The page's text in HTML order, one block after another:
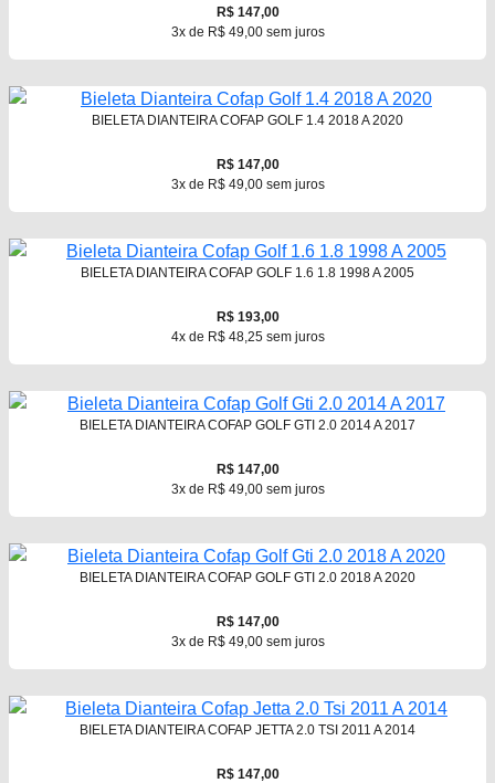
R$ 147,00
3x de R$ 49,00 sem juros
BIELETA DIANTEIRA COFAP GOLF 1.4 2018 A 2020
R$ 147,00
3x de R$ 49,00 sem juros
BIELETA DIANTEIRA COFAP GOLF 1.6 1.8 1998 A 2005
R$ 193,00
4x de R$ 48,25 sem juros
BIELETA DIANTEIRA COFAP GOLF GTI 2.0 2014 A 2017
R$ 147,00
3x de R$ 49,00 sem juros
BIELETA DIANTEIRA COFAP GOLF GTI 2.0 2018 A 2020
R$ 147,00
3x de R$ 49,00 sem juros
BIELETA DIANTEIRA COFAP JETTA 2.0 TSI 2011 A 2014
R$ 147,00